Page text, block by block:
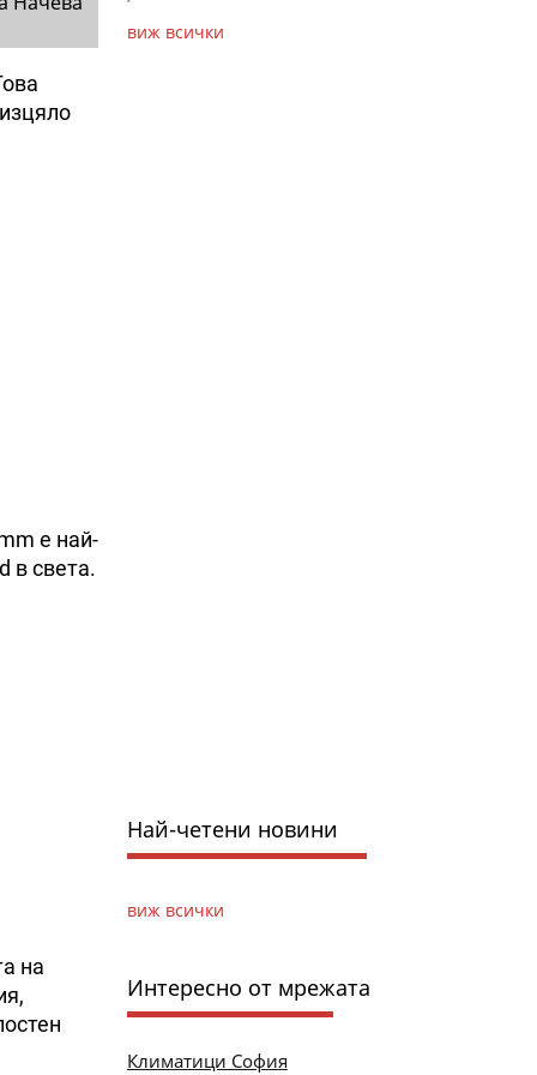
е най-
в света.
на
виж всички
Най-четени новини
виж всички
Интересно от мрежата
Климатици София